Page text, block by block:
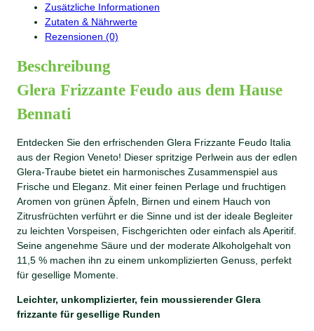
e
F
e
d
I
t
a
l
i
a
M
e
n
g
e
Zusätzliche Informationen
Zutaten & Nährwerte
Rezensionen (0)
Beschreibung
Glera Frizzante Feudo aus dem Hause
Bennati
Entdecken Sie den erfrischenden Glera Frizzante Feudo Italia
aus der Region Veneto! Dieser spritzige Perlwein aus der edlen
Glera-Traube bietet ein harmonisches Zusammenspiel aus
Frische und Eleganz. Mit einer feinen Perlage und fruchtigen
Aromen von grünen Äpfeln, Birnen und einem Hauch von
Zitrusfrüchten verführt er die Sinne und ist der ideale Begleiter
zu leichten Vorspeisen, Fischgerichten oder einfach als Aperitif.
Seine angenehme Säure und der moderate Alkoholgehalt von
11,5 % machen ihn zu einem unkomplizierten Genuss, perfekt
für gesellige Momente.
Leichter, unkomplizierter, fein moussierender Glera
frizzante für gesellige Runden